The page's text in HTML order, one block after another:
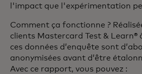
l'impact que l'expérimentation
Comment ça fonctionne ?
clients Mastercard Test & Learn®
ces données d’enquête sont
anonymisées avant d’être
Avec ce rapport, vous pouvez :